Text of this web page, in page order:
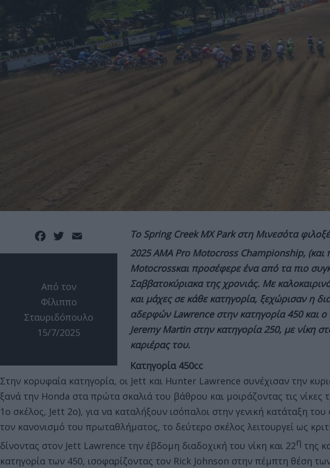
Facebook
Twitter
Από τον
Φίλιππο
Σταυριδόπουλο
15/7/2025
Το Spring Creek MX Park στη Μινεσότα
2025 AMA Pro Motocross Championship, (και
Motocrossκαι προσέφερε ένα από τα πιο
Σαββατοκύριακα της χρονιάς. Με
και μάχες σε κάθε κατηγορία, ξεχώρισαν η
αδερφών Lawrence στην κατηγορία 450 και ο
Jeremy Martin στην κατηγορία 250, με νίκη
καριέρας του.
Κατηγορία 450cc
Στην κορυφαία κατηγορία, οι Jett και Hunter Lawrence συνέχισαν την
ξανά την Honda στα πρώτα σκαλιά του βάθρου και μοιράζοντας τις
1ο σκέλος, Jett 2ο), για να καταλήξουν ισόπαλοι στην γενική κατάταξη
τον κανονισμό του πρωταθλήματος, το δεύτερο σκέλος λειτουργεί ως
δίνοντας στον Jett Lawrence την έβδομη διαδοχική του νίκη και 22η της
κατηγορία των 450, ισοφαρίζοντας τον Rick Johnson στην πέμπτη θέση